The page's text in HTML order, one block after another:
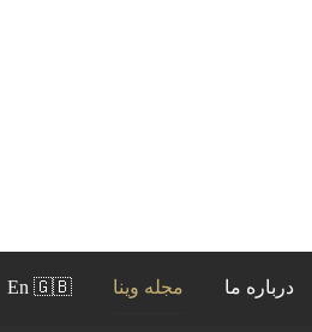
درباره ما مجله وینا En 🇬🇧